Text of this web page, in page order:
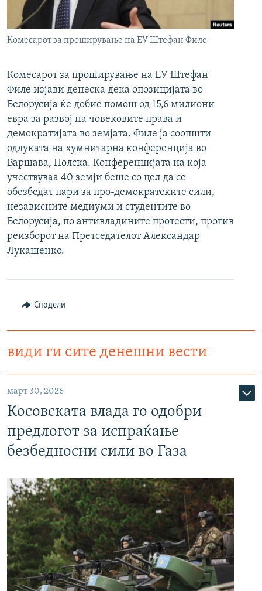
РСЕ веб страници
Комесарот за проширување на ЕУ Штефан Филе
Комесарот за проширување на ЕУ Штефан
Филе изјави денеска дека опозицијата во
Белорусија ќе добие помош од 15,6 милиони
евра за развој на човековите права и
демократијата во земјата. Филе ја соопшти
одлуката на хумнитарна конференција во
Варшава, Полска. Конференцијата на која
учествуваа 40 земји беше со цел да се
обезбедат пари за про-демократските сили,
независните медиуми и студентите во
Белорусија, по антивладините протести, против
реизборот на Претседателот Александар
Лукашенко.
Сподели
види ги сите денешни вести
март 30, 2026
Косовската влада го одобри
предлогот за испраќање
безбедносни сили во Газа